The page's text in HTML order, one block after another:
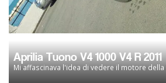
Aprilia Tuono V4 1000 V4 R 2011
Mi affascinava l'idea di vedere il motore della